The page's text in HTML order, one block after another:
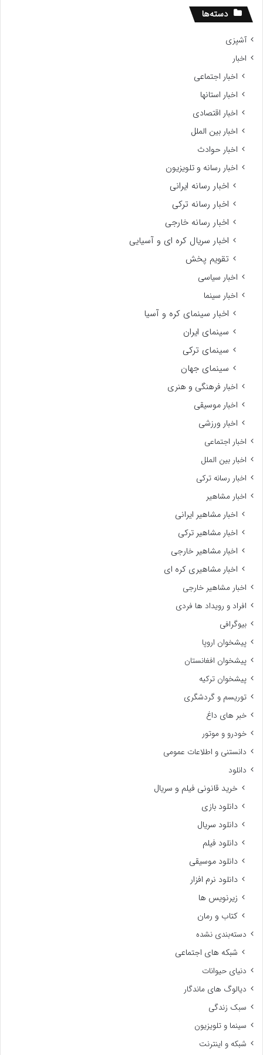
دسته‌ها
آشپزی
اخبار
اخبار اجتماعی
اخبار استانها
اخبار اقتصادی
اخبار بین الملل
اخبار حوادث
اخبار رسانه و تلویزیون
اخبار رسانه ایرانی
اخبار رسانه ترکی
اخبار رسانه خارجی
اخبار سریال کره ای و آسیایی
تقویم پخش
اخبار سیاسی
اخبار سینما
اخبار سینمای کره و آسیا
سینمای ایران
سینمای ترکی
سینمای جهان
اخبار فرهنگی و هنری
اخبار موسیقی
اخبار ورزشی
اخبار اجتماعی
اخبار بین الملل
اخبار رسانه ترکی
اخبار مشاهیر
اخبار مشاهیر ایرانی
اخبار مشاهیر ترکی
اخبار مشاهیر خارجی
اخبار مشاهیری کره ای
اخبار مشاهیر خارجی
افراد و رویداد ها فردی
بیوگرافی
پیشخوان اروپا
پیشخوان افغانستان
پیشخوان ترکیه
توریسم و گردشگری
خبر های داغ
خودرو و موتور
دانستنی و اطلاعات عمومی
دانلود
خرید قانونی فیلم و سریال
دانلود بازی
دانلود سریال
دانلود فیلم
دانلود موسیقی
دانلود نرم افزار
زیرنویس ها
کتاب و رمان
دسته‌بندی نشده
شبکه های اجتماعی
دنیای حیوانات
دیالوگ های ماندگار
سبک زندگی
سینما و تلویزیون
شبکه و اینترنت